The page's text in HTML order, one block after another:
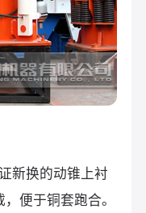
新换的动锥上衬
便于铜套跑合。